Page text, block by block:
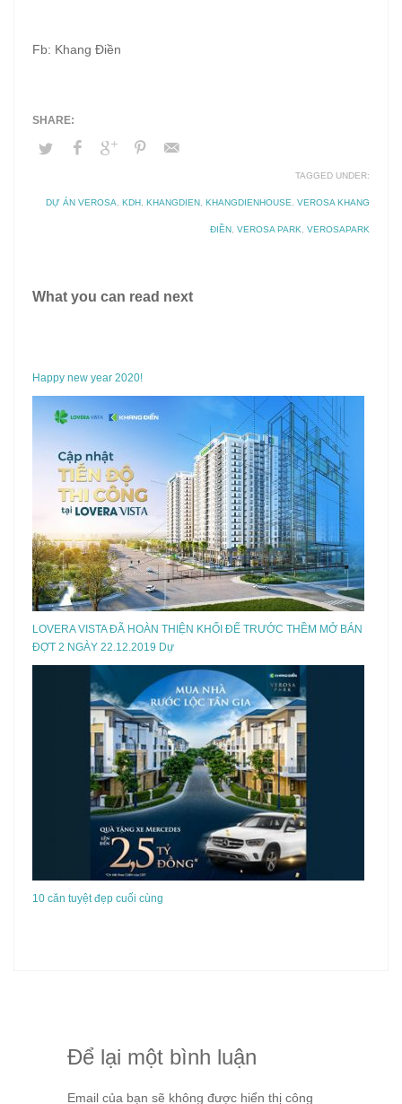
Fb: Khang Điền
TAGGED UNDER:
DỰ ÁN VEROSA KDH KHANGDIEN KHANGDIENHOUSE VEROSA KHANG
ĐIỀN VEROSA PARK VEROSAPARK
What you can read next
Happy new year 2020!
LOVERA VISTA ĐÃ HOÀN THIỆN KHỐI ĐẾ TRƯỚC THỀM MỞ BÁN
ĐỢT 2 NGÀY 22.12.2019 Dự
10 căn tuyệt đẹp cuối cùng
Để lại một bình luận
Email của bạn sẽ không được hiển thị công